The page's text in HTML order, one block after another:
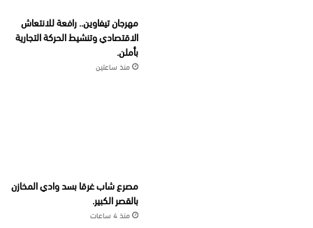
مهرجان تيفاوين.. رافعة للانتعاش
الاقتصادي وتنشيط الحركة التجارية
بأملن.
منذ ساعتين
مصرع شاب غرقا بسد وادي المخازن
بالقصر الكبير.
منذ 4 ساعات